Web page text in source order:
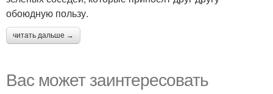
обоюдную пользу.
читать дальше →
Вас может заинтересовать